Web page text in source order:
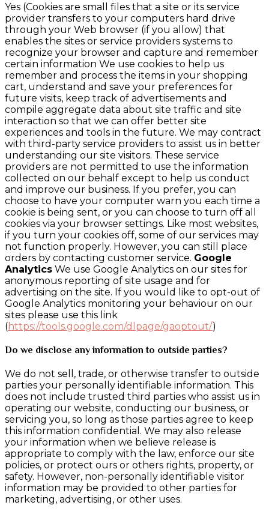
Yes (Cookies are small files that a site or its service
provider transfers to your computers hard drive
through your Web browser (if you allow) that
enables the sites or service providers systems to
recognize your browser and capture and remember
certain information We use cookies to help us
remember and process the items in your shopping
cart, understand and save your preferences for
future visits, keep track of advertisements and
compile aggregate data about site traffic and site
interaction so that we can offer better site
experiences and tools in the future. We may contract
with third-party service providers to assist us in better
understanding our site visitors. These service
providers are not permitted to use the information
collected on our behalf except to help us conduct
and improve our business. If you prefer, you can
choose to have your computer warn you each time a
cookie is being sent, or you can choose to turn off all
cookies via your browser settings. Like most websites,
if you turn your cookies off, some of our services may
not function properly. However, you can still place
orders by contacting customer service. Google
Analytics We use Google Analytics on our sites for
anonymous reporting of site usage and for
advertising on the site. If you would like to opt-out of
Google Analytics monitoring your behaviour on our
sites please use this link
(https://tools.google.com/dlpage/gaoptout/)
Do we disclose any information to outside parties?
We do not sell, trade, or otherwise transfer to outside
parties your personally identifiable information. This
does not include trusted third parties who assist us in
operating our website, conducting our business, or
servicing you, so long as those parties agree to keep
this information confidential. We may also release
your information when we believe release is
appropriate to comply with the law, enforce our site
policies, or protect ours or others rights, property, or
safety. However, non-personally identifiable visitor
information may be provided to other parties for
marketing, advertising, or other uses.